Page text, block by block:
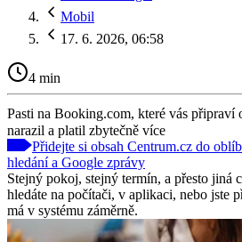
Mobil
17. 6. 2026, 06:58
4 min
Pasti na Booking.com, které vás připraví
narazil a platil zbytečně více
Přidejte si obsah Centrum.cz do
hledání a Google zprávy
Stejný pokoj, stejný termín, a přesto jiná
hledáte na počítači, v aplikaci, nebo jste
má v systému záměrně.